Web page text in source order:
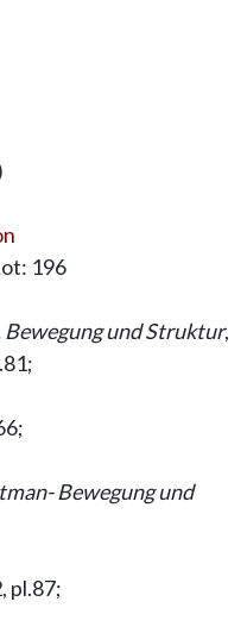
196
Bewegung und Struktur,
Bewegung und
pl.87;